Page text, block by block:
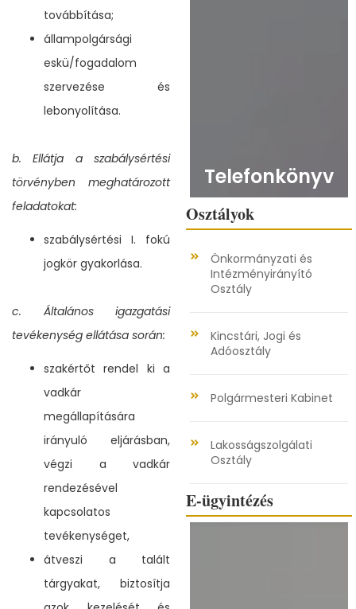
továbbítása;
állampolgársági
eskü/fogadalom
szervezése és
lebonyolítása.
b. Ellátja a szabálysértési
törvényben meghatározott
feladatokat:
szabálysértési I. fokú
jogkör gyakorlása.
c. Általános igazgatási
tevékenység ellátása során:
szakértőt rendel ki a
vadkár
megállapítására
irányuló eljárásban,
végzi a vadkár
rendezésével
kapcsolatos
tevékenységet,
átveszi a talált
tárgyakat, biztosítja
Telefonkönyv
Osztályok
Önkormányzati és
Intézményirányító
Osztály
Kincstári, Jogi és
Adóosztály
Polgármesteri Kabinet
Lakosságszolgálati
Osztály
E-ügyintézés